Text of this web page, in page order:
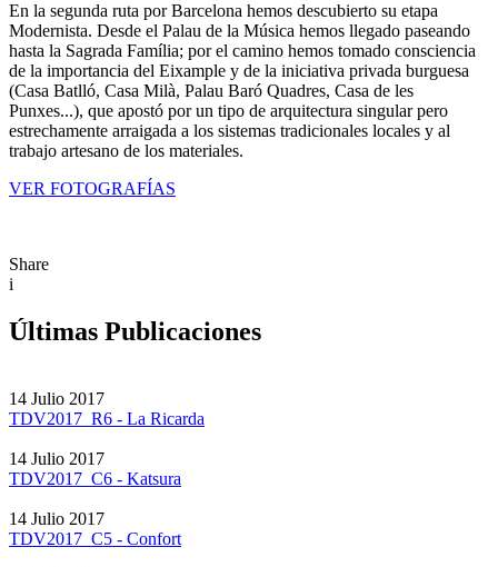
En la segunda ruta por Barcelona hemos descubierto su etapa
Modernista. Desde el Palau de la Música hemos llegado paseando
hasta la Sagrada Família; por el camino hemos tomado consciencia
de la importancia del Eixample y de la iniciativa privada burguesa
(Casa Batlló, Casa Milà, Palau Baró Quadres, Casa de les
Punxes...), que apostó por un tipo de arquitectura singular pero
estrechamente arraigada a los sistemas tradicionales locales y al
trabajo artesano de los materiales.
VER FOTOGRAFÍAS
Share
i
Últimas Publicaciones
14 Julio 2017
TDV2017_R6 - La Ricarda
14 Julio 2017
TDV2017_C6 - Katsura
14 Julio 2017
TDV2017_C5 - Confort